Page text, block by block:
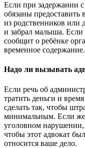
Если при задержании
обязаны
из родственников или
и забрал малыша. Если
сообщит о ребёнке
временное содержание.
Надо ли вызывать
Если речь об
тратить деньги и
сделать так, чтобы
минимальным. Если же
уголовном
чтобы этот адвокат
относится ваше дело.